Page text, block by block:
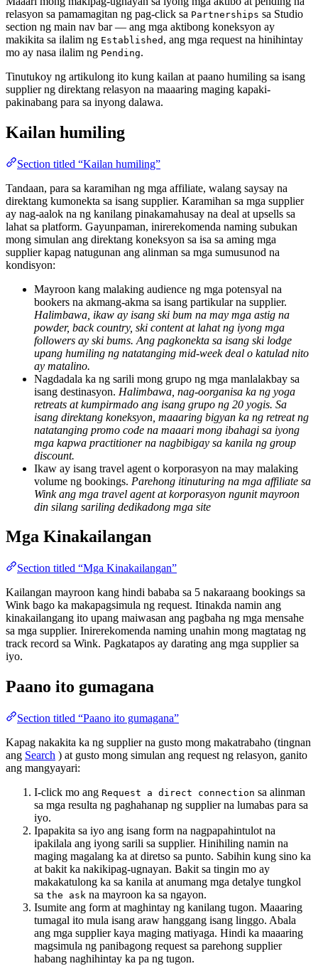
relasyon sa pamamagitan ng pag-click sa Partnerships sa Studio
section ng main nav bar — ang mga aktibong koneksyon ay
makikita sa ilalim ng Established , ang mga request na hinihintay
mo ay nasa ilalim ng Pending.
Tinutukoy ng artikulong ito kung kailan at paano humiling sa isang
supplier ng direktang relasyon na maaaring maging kapaki-
pakinabang para sa inyong dalawa.
Kailan humiling
Section titled “Kailan humiling”
Tandaan, para sa karamihan ng mga affiliate, walang saysay na
direktang kumonekta sa isang supplier. Karamihan sa mga supplier
ay nag-aalok na ng kanilang pinakamahusay na deal at upsells sa
lahat sa platform. Gayunpaman, inirerekomenda naming subukan
mong simulan ang direktang koneksyon sa isa sa aming mga
supplier kapag natugunan ang alinman sa mga sumusunod na
kondisyon:
Mayroon kang malaking audience ng mga potensyal na
bookers na akmang-akma sa isang partikular na supplier.
Halimbawa, ikaw ay isang ski bum na may mga astig na
powder, back country, ski content at lahat ng iyong mga
followers ay ski bums. Ang pagkonekta sa isang ski lodge
upang humiling ng natatanging mid-week deal o katulad nito
ay matalino.
Nagdadala ka ng sarili mong grupo ng mga manlalakbay sa
isang destinasyon. Halimbawa, nag-oorganisa ka ng yoga
retreats at kumpirmado ang isang grupo ng 20 yogis. Sa
isang direktang koneksyon, maaaring bigyan ka ng retreat ng
natatanging promo code na maaari mong ibahagi sa iyong
mga kapwa practitioner na nagbibigay sa kanila ng group
discount.
Ikaw ay isang travel agent o korporasyon na may malaking
volume ng bookings. Parehong itinuturing na mga affiliate sa
Wink ang mga travel agent at korporasyon ngunit mayroon
din silang sariling dedikadong mga site
Mga Kinakailangan
Section titled “Mga Kinakailangan”
Kailangan mayroon kang hindi bababa sa 5 nakaraang bookings sa
Wink bago ka makapagsimula ng request. Itinakda namin ang
kinakailangang ito upang maiwasan ang pagbaha ng mga mensahe
sa mga supplier. Inirerekomenda naming unahin mong magtatag ng
track record sa Wink. Pagkatapos ay darating ang mga supplier sa
iyo.
Paano ito gumagana
Section titled “Paano ito gumagana”
Kapag nakakita ka ng supplier na gusto mong makatrabaho (tingnan
ang Search ) at gusto mong simulan ang request ng relasyon, ganito
ang mangyayari:
I-click mo ang Request a direct connection sa alinman
sa mga resulta ng paghahanap ng supplier na lumabas para sa
iyo.
Ipapakita sa iyo ang isang form na nagpapahintulot na
ipakilala ang iyong sarili sa supplier. Hinihiling namin na
maging magalang ka at diretso sa punto. Sabihin kung sino ka
at bakit ka nakikipag-ugnayan. Bakit sa tingin mo ay
makakatulong ka sa kanila at anumang mga detalye tungkol
sa the ask na mayroon ka sa ngayon.
Isumite ang form at maghintay ng kanilang tugon. Maaaring
tumagal ito mula isang araw hanggang isang linggo. Abala
ang mga supplier kaya maging matiyaga. Hindi ka maaaring
magsimula ng panibagong request sa parehong supplier
habang naghihintay ka pa ng tugon.